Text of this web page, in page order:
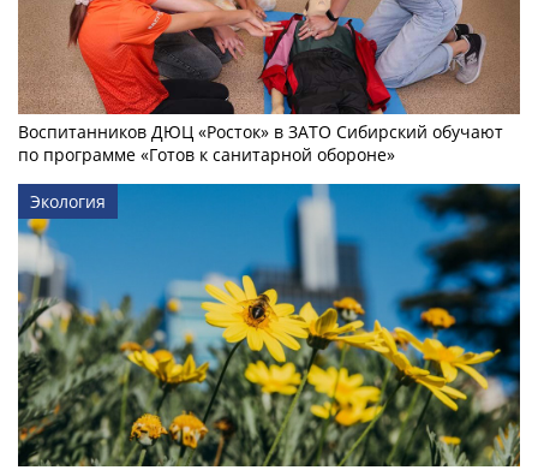
Воспитанников ДЮЦ «Росток» в ЗАТО Сибирский обучают
по программе «Готов к санитарной обороне»
Экология